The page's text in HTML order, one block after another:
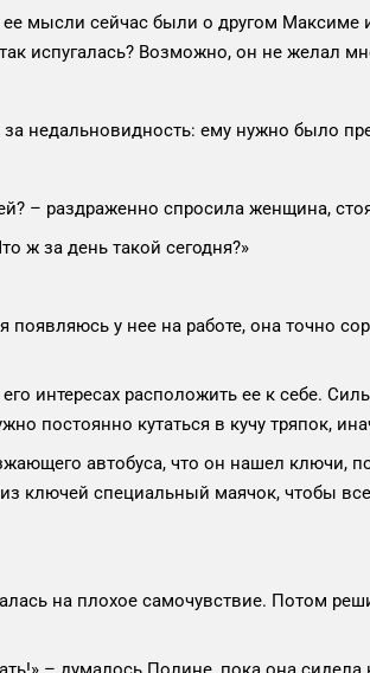
мысли сейчас были о другом Максиме
испугалась? Возможно, он не желал
недальновидность: ему нужно было
– раздраженно спросила женщина,
ж за день такой сегодня?»
у нее на работе, она точно
интересах расположить ее к себе.
постоянно кутаться в кучу тряпок,
автобуса, что он нашел ключи,
ключей специальный маячок, чтобы
на плохое самочувствие. Потом